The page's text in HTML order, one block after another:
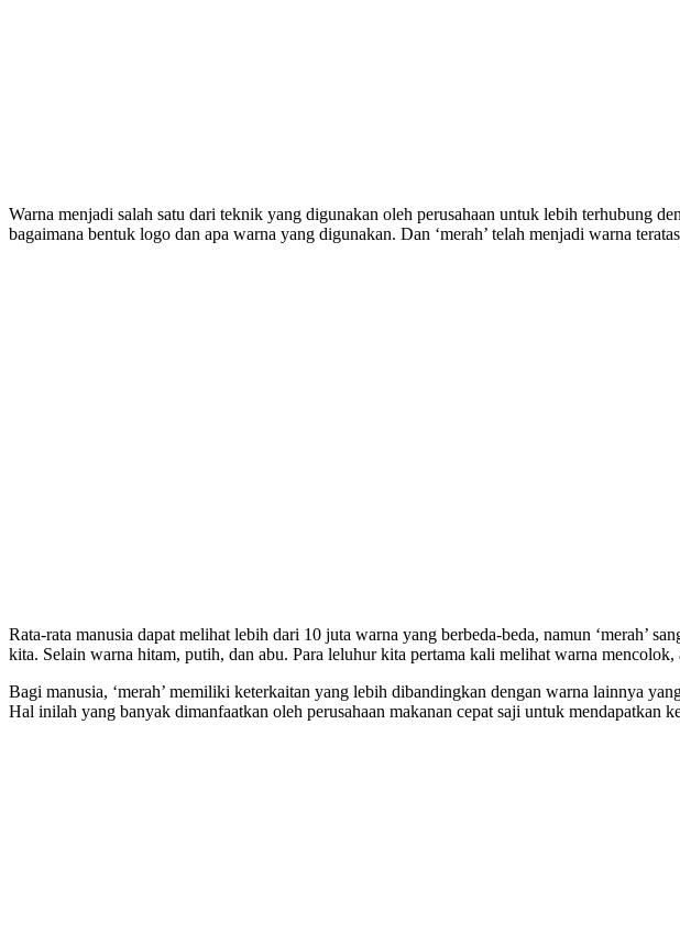
Warna menjadi salah satu dari teknik yang digunakan oleh perusahaan untuk lebih terhubung
bagaimana bentuk logo dan apa warna yang digunakan. Dan ‘merah’ telah menjadi warna
Rata-rata manusia dapat melihat lebih dari 10 juta warna yang berbeda-beda, namun ‘merah’
kita. Selain warna hitam, putih, dan abu. Para leluhur kita pertama kali melihat warna mencolok,
Bagi manusia, ‘merah’ memiliki keterkaitan yang lebih dibandingkan dengan warna lainnya
Hal inilah yang banyak dimanfaatkan oleh perusahaan makanan cepat saji untuk mendapatkan